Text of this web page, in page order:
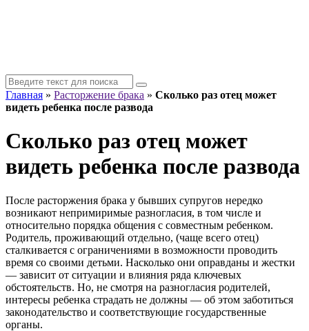
Главная » Расторжение брака » Сколько раз отец может
видеть ребенка после развода
Сколько раз отец может
видеть ребенка после развода
После расторжения брака у бывших супругов нередко
возникают непримиримые разногласия, в том числе и
относительно порядка общения с совместным ребенком.
Родитель, проживающий отдельно, (чаще всего отец)
сталкивается с ограничениями в возможности проводить
время со своими детьми. Насколько они оправданы и жестки
— зависит от ситуации и влияния ряда ключевых
обстоятельств. Но, не смотря на разногласия родителей,
интересы ребенка страдать не должны — об этом заботиться
законодательство и соответствующие государственные
органы.